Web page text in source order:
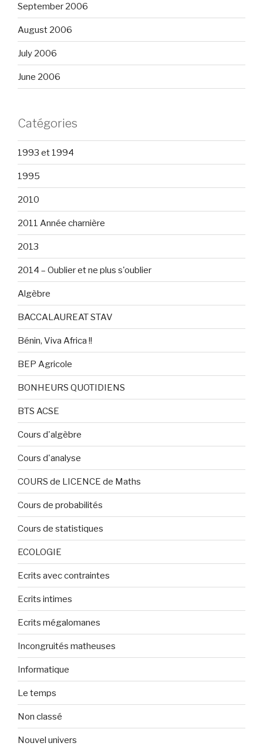
September 2006
August 2006
July 2006
June 2006
Catégories
1993 et 1994
1995
2010
2011 Année charnière
2013
2014 – Oublier et ne plus s'oublier
Algèbre
BACCALAUREAT STAV
Bénin, Viva Africa !!
BEP Agricole
BONHEURS QUOTIDIENS
BTS ACSE
Cours d'algèbre
Cours d'analyse
COURS de LICENCE de Maths
Cours de probabilités
Cours de statistiques
ECOLOGIE
Ecrits avec contraintes
Ecrits intimes
Ecrits mégalomanes
Incongruités matheuses
Informatique
Le temps
Non classé
Nouvel univers